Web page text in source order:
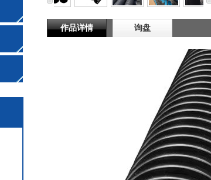
作品详情 询盘